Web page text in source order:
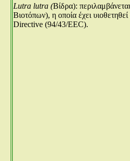
Lutra lutra (Βίδρα):
Βιοτόπων), η οποία έχει
Directive (94/43/EEC).